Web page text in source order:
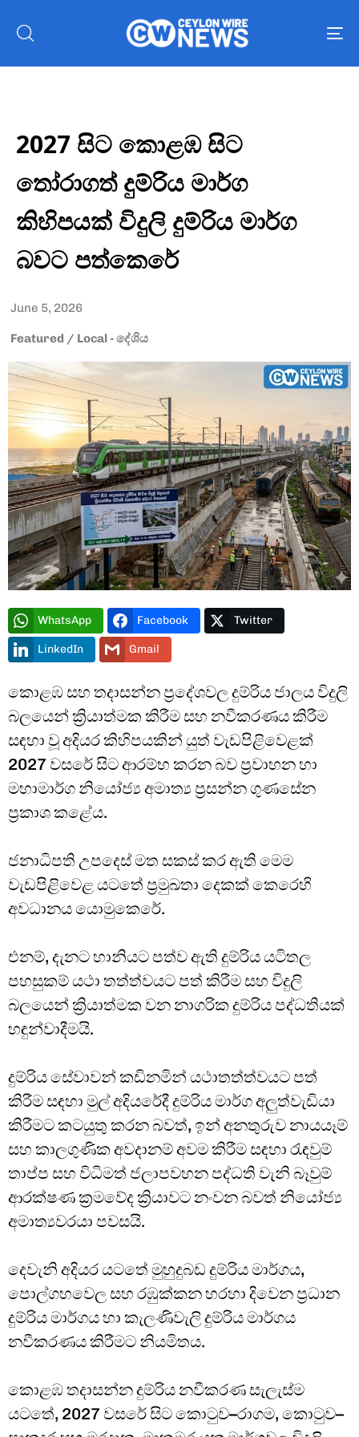
Type and hit enter
2027 සිට කොළඹ සිට
තෝරාගත් දුම්රිය මාර්ග
කිහිපයක් විදුලි දුම්රිය මාර්ග
බවට පත්කෙරේ
June 5, 2026
Featured / Local - දේශිය
WhatsApp Facebook Twitter
LinkedIn Gmail
කොළඹ සහ තදාසන්න ප්‍රදේශවල දුම්රිය ජාලය විදුලි
බලයෙන් ක්‍රියාත්මක කිරීම සහ නවීකරණය කිරීම
සඳහා වූ අදියර කිහිපයකින් යුත් වැඩපිළිවෙළක්
2027 වසරේ සිට ආරම්භ කරන බව ප්‍රවාහන හා
මහාමාර්ග නියෝජ්‍ය අමාත්‍ය ප්‍රසන්න ගුණසේන
ප්‍රකාශ කළේය.
ජනාධිපති උපදෙස් මත සකස් කර ඇති මෙම
වැඩපිළිවෙළ යටතේ ප්‍රමුඛතා දෙකක් කෙරෙහි
අවධානය යොමුකෙරේ.
එනම්, දැනට හානියට පත්ව ඇති දුම්රිය යටිතල
පහසුකම් යථා තත්ත්වයට පත් කිරීම සහ විදුලි
බලයෙන් ක්‍රියාත්මක වන නාගරික දුම්රිය පද්ධතියක්
හඳුන්වාදීමයි.
දුම්රිය සේවාවන් කඩිනමින් යථාතත්ත්වයට පත්
කිරීම සඳහා මුල් අදියරේදී දුම්රිය මාර්ග අලුත්වැඩියා
කිරීමට කටයුතු කරන බවත්, ඉන් අනතුරුව නායයෑම්
සහ කාලගුණික අවදානම් අවම කිරීම සඳහා රැඳවුම්
තාප්ප සහ විධිමත් ජලාපවහන පද්ධති වැනි බෑවුම්
ආරක්ෂණ ක්‍රමවේද ක්‍රියාවට නංවන බවත් නියෝජ්‍ය
අමාත්‍යවරයා පවසයි.
දෙවැනි අදියර යටතේ මුහුදුබඩ දුම්රිය මාර්ගය,
පොල්ගහවෙල සහ රඹුක්කන හරහා දිවෙන ප්‍රධාන
දුම්රිය මාර්ගය හා කැලණිවැලි දුම්රිය මාර්ගය
නවීකරණය කිරීමට නියමිතය.
කොළඹ තදාසන්න දුම්රිය නවීකරණ සැලැස්ම
යටතේ, 2027 වසරේ සිට කොටුව–රාගම, කොටුව–